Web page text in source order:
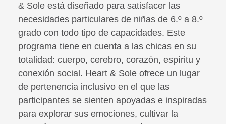
& Sole está diseñado para satisfacer las
necesidades particulares de niñas de 6.º a 8.º
grado con todo tipo de capacidades. Este
programa tiene en cuenta a las chicas en su
totalidad: cuerpo, cerebro, corazón, espíritu y
conexión social. Heart & Sole ofrece un lugar
de pertenencia inclusivo en el que las
participantes se sienten apoyadas e inspiradas
para explorar sus emociones, cultivar la